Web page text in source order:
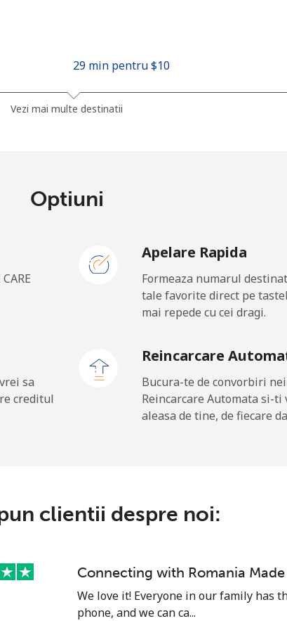
29 min pentru ⁦$10⁩
28 min pentru ⁦$10⁩
15 min pentru ⁦$10⁩
285 min pentru ⁦$10⁩
37 min pentru ⁦$10⁩
Vezi mai multe destinatii
Optiuni
Apelare Rapida
Formeaza numarul
tale favorite direct pe
mai repede cu cei dragi.
sa
creditul
Reincarcare
Bucura-te de convorbiri
Reincarcare Automata si-ti
aleasa de tine, de fiecare
clientii despre noi:
Connecting with Romania
We love it! Everyone in our family has
phone, and we can ca...